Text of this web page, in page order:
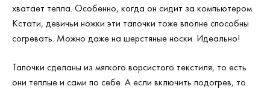
хватает тепла. Особенно, когда он сидит за компьютером.
Кстати, девичьи ножки эти тапочки тоже вполне способны
согревать. Можно даже на шерстяные носки. Идеально!
Тапочки сделаны из мягкого ворсистого текстиля, то есть
они теплые и сами по себе. А если включить подогрев, то